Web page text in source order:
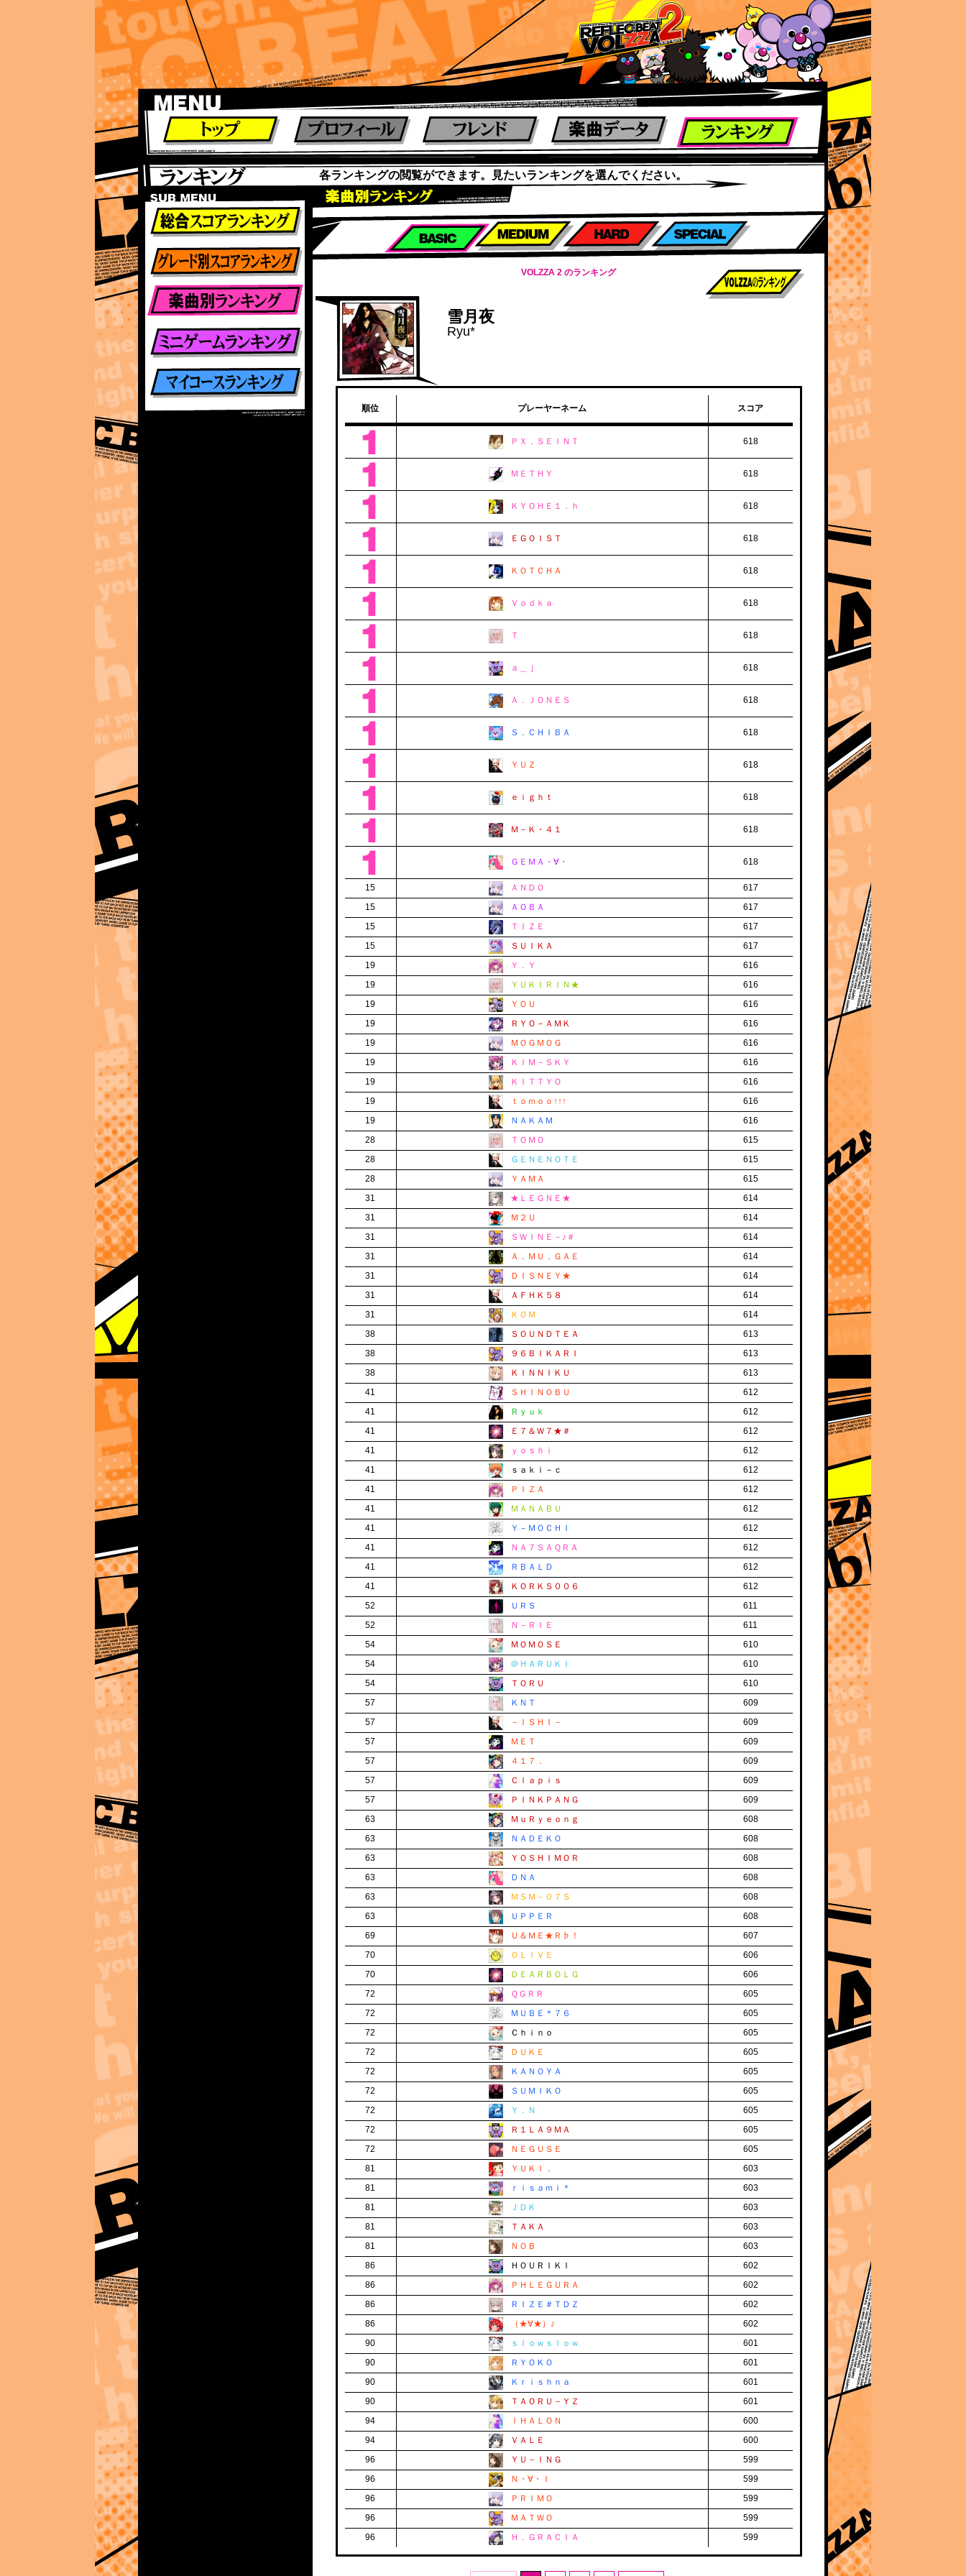
ランキング
各ランキングの閲覧ができます。見たいランキングを選んでください。
ランキング
グレード別ランキング
楽曲別スコアランキング
VOLZZA 2 のランキング
雪月夜
Ryu*
順位 プレーヤーネーム スコア
ＰＸ．ＳＥＩＮＴ 618
ＭＥＴＨＹ 618
ＫＹＯＨＥ１．ｈ 618
ＥＧＯＩＳＴ 618
ＫＯＴＣＨＡ 618
Ｖｏｄｋａ 618
Ｔ 618
ａ＿ｊ 618
Ａ．ＪＯＮＥＳ 618
Ｓ．ＣＨＩＢＡ 618
ＹＵＺ 618
ｅｉｇｈｔ 618
Ｍ－Ｋ・４１ 618
ＧＥＭＡ・∀・ 618
15 ＡＮＤＯ
617
15
ＡＯＢＡ
617
15
ＴＩＺＥ
617
15
ＳＵＩＫＡ
617
19
Ｙ．Ｙ
616
19
ＹＵＫＩＲＩＮ★
616
19
ＹＯＵ
616
19
ＲＹＯ－ＡＭＫ
616
19
ＭＯＧＭＯＧ
616
19
ＫＩＭ－ＳＫＹ
616
19
ＫＩＴＴＹＯ
616
19
ｔｏｍｏｏ↑↑↑
616
19
ＮＡＫＡＭ
616
28
ＴＯＭＯ
615
28
ＧＥＮＥＮＯＴＥ
615
28
ＹＡＭＡ
615
31
★ＬＥＧＮＥ★
614
31
Ｍ２Ｕ
614
31
ＳＷＩＮＥ－♪＃
614
31
Ａ．ＭＵ．ＧＡＥ
614
31
ＤＩＳＮＥＹ★
614
31
ＡＦＨＫ５８
614
31
ＫＯＭ
614
38
ＳＯＵＮＤＴＥＡ
613
38
９６ＢＩＫＡＲＩ
613
38
ＫＩＮＮＩＫＵ
613
41
ＳＨＩＮＯＢＵ
612
41
Ｒｙｕｋ
612
41
Ｅ７＆Ｗ７★＃
612
41
ｙｏｓｈｉ
612
41
ｓａｋｉ－ｃ
612
41
ＰＩＺＡ
612
41
ＭＡＮＡＢＵ
612
41
Ｙ－ＭＯＣＨＩ
612
41
ＮＡ７ＳＡＱＲＡ
612
41
ＲＢＡＬＤ
612
41
ＫＯＲＫＳ００６
612
52
ＵＲＳ
611
52
Ｎ－ＲＩＥ
611
54
ＭＯＭＯＳＥ
610
54
＠ＨＡＲＵＫＩ
610
54
ＴＯＲＵ
610
57
ＫＮＴ
609
57
－ＩＳＨＩ－
609
57
ＭＥＴ
609
57
４１７．
609
57
Ｃｌａｐｉｓ
609
57
ＰＩＮＫＰＡＮＧ
609
63
ＭｕＲｙｅｏｎｇ
608
63
ＮＡＤＥＫＯ
608
63
ＹＯＳＨＩＭＯＲ
608
63
ＤＮＡ
608
63
ＭＳＭ－０７Ｓ
608
63
ＵＰＰＥＲ
608
69
Ｕ＆ＭＥ★Ｒ♭！
607
70
ＯＬＩＶＥ
606
70
ＤＥＡＲＢＯＬＧ
606
72
ＱＧＲＲ
605
72
ＭＵＢＥ＊７６
605
72
Ｃｈｉｎｏ
605
72
ＤＵＫＥ
605
72
ＫＡＮＯＹＡ
605
72
ＳＵＭＩＫＯ
605
72
Ｙ．Ｎ
605
72
Ｒ１ＬＡ９ＭＡ
605
72
ＮＥＧＵＳＥ
605
81
ＹＵＫＩ．
603
81
ｒｉｓａｍｉ＊
603
81
ＪＤＫ
603
81
ＴＡＫＡ
603
81
ＮＯＢ
603
86
ＨＯＵＲＩＫＩ
602
86
ＰＨＬＥＧＵＲＡ
602
86
ＲＩＺＥ＃ＴＤＺ
602
86
（★∀★）♪
602
90
ｓｌｏｗｓｌｏｗ
601
90
ＲＹＯＫＯ
601
90
Ｋｒｉｓｈｎａ
601
90
ＴＡＯＲＵ－ＹＺ
601
94
ＩＨＡＬＯＮ
600
94
ＶＡＬＥ
600
96
ＹＵ－ＩＮＧ
599
96
Ｎ・∀・Ｉ
599
96
ＰＲＩＭＯ
599
96
ＭＡＴＷＯ
599
96
Ｈ．ＧＲＡＣＩＡ 599